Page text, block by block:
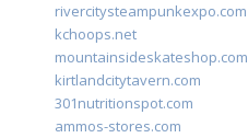
rivercitysteampunkexpo.com
kchoops.net
mountainsideskateshop.com
kirtlandcitytavern.com
301nutritionspot.com
ammos-stores.com